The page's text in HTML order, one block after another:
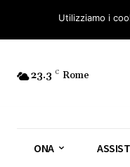
Osservatorio Nazionale
23.3 C Rome
ONA
Utilizziamo i